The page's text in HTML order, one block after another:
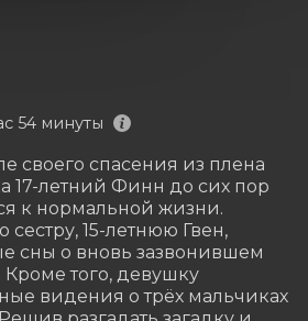
54 минуты
своего спасения из плена
17-летний Финн до сих пор
к нормальной жизни.
сестру, 15-летнюю Гвен,
сны о вновь зазвонившем
того, девушку
видения о трёх мальчиках